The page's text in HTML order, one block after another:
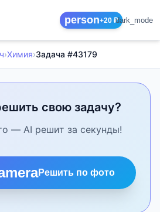
person+20 ₽dark_mode
›Химия›Задача #43179
свою задачу?
— AI решит за секунды!
Решить по фото